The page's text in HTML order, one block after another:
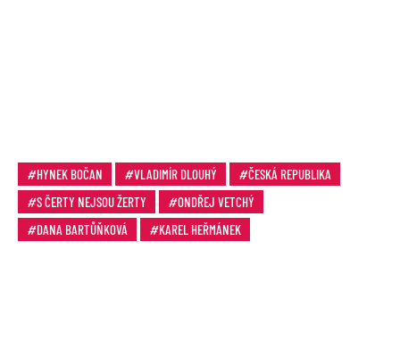
HYNEK BOČAN VLADIMÍR DLOUHÝ
ČESKÁ REPUBLIKA
S ČERTY NEJSOU ŽERTY
ONDŘEJ VETCHÝ
DANA BARTŮŇKOVÁ
KAREL HEŘMÁNEK